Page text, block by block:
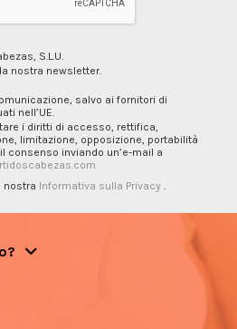
S.L.U.
nostra newsletter.
salvo ai fornitori di
nell’UE.
i diritti di accesso, rettifica,
limitazione, opposizione, portabilità
consenso inviando un’e-mail a
nostra Informativa sulla Privacy